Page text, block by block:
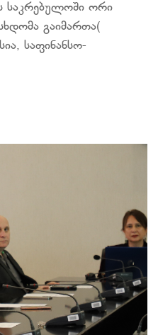
საკრებულოში ორი
გაიმართა(
საფინანსო-